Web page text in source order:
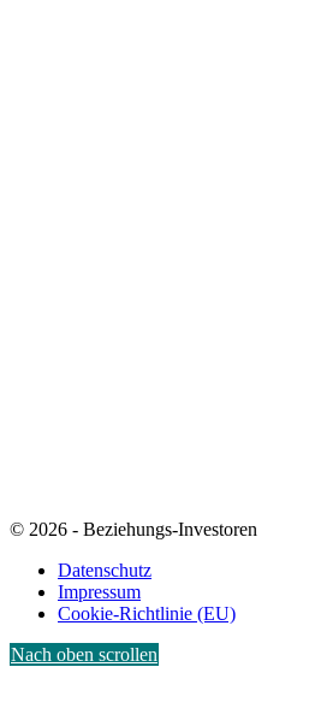
© 2026 - Beziehungs-Investoren
Datenschutz
Impressum
Cookie-Richtlinie (EU)
Nach oben scrollen